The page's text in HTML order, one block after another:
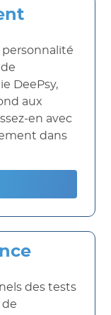
personnalité
DeePsy,
aux
en avec
dans
des tests
de